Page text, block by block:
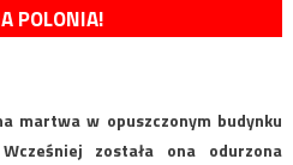
POLONIA!
martwa w opuszczonym budynku
została ona odurzona